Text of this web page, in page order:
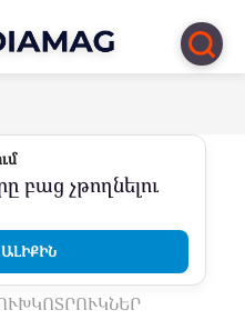
բաց չթողնելու